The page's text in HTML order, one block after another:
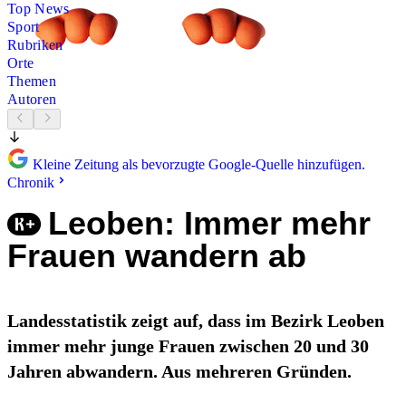
Top News
Sport
Rubriken
Orte
Themen
Autoren
Kleine Zeitung als bevorzugte Google-Quelle hinzufügen.
Chronik
Leoben: Immer mehr
Frauen wandern ab
Landesstatistik zeigt auf, dass im Bezirk Leoben
immer mehr junge Frauen zwischen 20 und 30
Jahren abwandern. Aus mehreren Gründen.